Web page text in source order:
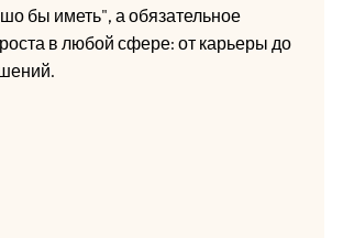
бы иметь", а обязательное
в любой сфере: от карьеры до